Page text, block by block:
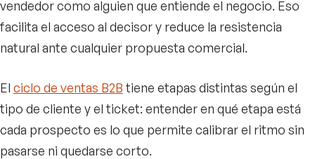
vendedor como alguien que entiende el negocio. Eso
facilita el acceso al decisor y reduce la resistencia
natural ante cualquier propuesta comercial.
El ciclo de ventas B2B tiene etapas distintas según el
tipo de cliente y el ticket: entender en qué etapa está
cada prospecto es lo que permite calibrar el ritmo sin
pasarse ni quedarse corto.